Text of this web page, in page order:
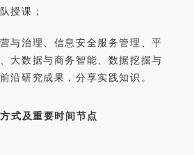
授课；
与治理、信息安全服务管理、平
大数据与商务智能、数据挖掘与
沿研究成果，分享实践知识。
式及重要时间节点